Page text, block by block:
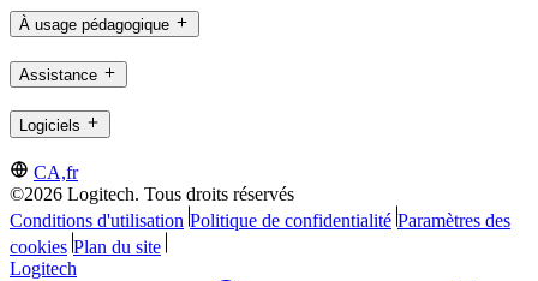
À usage pédagogique
Assistance
Logiciels
CA,fr
©2026 Logitech. Tous droits réservés
Conditions d'utilisation Politique de confidentialité Paramètres des
cookies Plan du site
Logitech